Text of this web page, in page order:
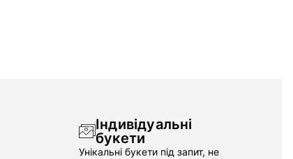
Індивідуальні
букети
Унікальні букети під запит, не